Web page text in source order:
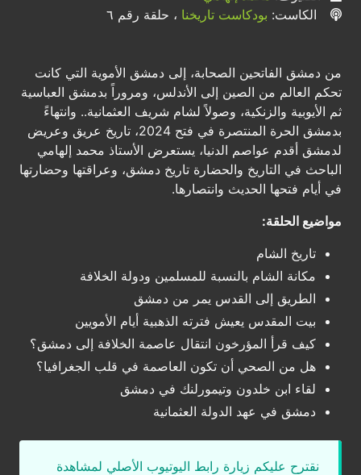
الكاست: بودكاست تاريخنا ، حلقة رقم ٦
من دمشق الفاتحين الصحابة، إلى دمشق الأموية التي كانت
تحكم العالم من الصين إلى الأندلس، ومروراً بدمشق العباسية
ثم الأيوبية والزنكية، وصولاً لشام شريف العثمانية.. وانتهاءً
بدمشق الحرة المنتصرة في فتح 2024، تاريخ عريق وعريض
لدمشق أقدم عواصم الدنيا، يستعرض الأستاذ محمد إلهامي
الباحث في التاريخ والحضارة تاريخ دمشق، وعراقتها وحضارتها
في أيام فتحها الحديث وانتصارها.
مواضيع الحلقة:
تاريخ الشام
مكانة الشام بالنسبة للمسلمين ودولة الخلافة
الطريق إلى القدس يمر من دمشق
بيت المقدس يعيش فترته الذهبية أيام الأمويين
كيف قرأ المؤرخون انتقال عاصمة الخلافة إلى دمشق؟
هل من الصحي أن تكون العاصمة في قلب الجغرافيا؟
لقاء ابن خلدون وتيمورلنك في دمشق
دمشق في عهد الدولة العثمانية
نقترح عليكم زيارة رابط اليوتيوب الأصلي لمشاهدة